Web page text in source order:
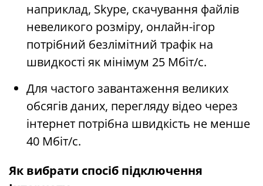
наприклад, Skype, скачування файлів
невеликого розміру, онлайн-ігор
потрібний безлімітний трафік на
швидкості як мінімум 25 Мбіт/с.
Для частого завантаження великих
обсягів даних, перегляду відео через
інтернет потрібна швидкість не менше
40 Мбіт/с.
Як вибрати спосіб підключення